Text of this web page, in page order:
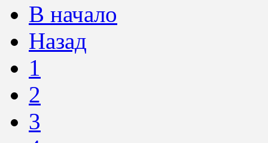
В начало
Назад
1
2
3